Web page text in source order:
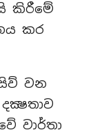
කිරීමේ
කර
වන
වාර්තා